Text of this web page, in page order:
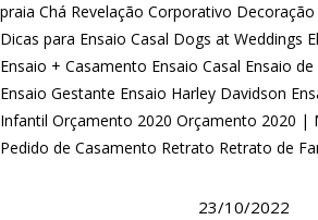
praia Chá Revelação Corporativo Decoração
Dicas para Ensaio Casal Dogs at Weddings
Ensaio + Casamento Ensaio Casal Ensaio de
Ensaio Gestante Ensaio Harley Davidson
Infantil Orçamento 2020 Orçamento 2020 |
Pedido de Casamento Retrato Retrato de
23/10/2022